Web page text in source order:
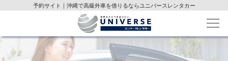
予約サイト｜沖縄で高級外車を借りるならユニバースレンタカー